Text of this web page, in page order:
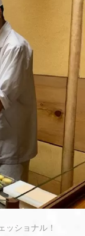
ッショナル！